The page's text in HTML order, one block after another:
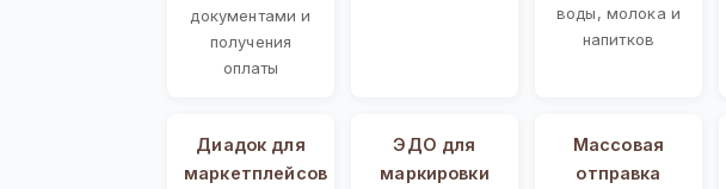
документами и
получения
оплаты
воды, молока и
напитков
Диадок для
маркетплейсов
ЭДО для
маркировки
Массовая
отправка